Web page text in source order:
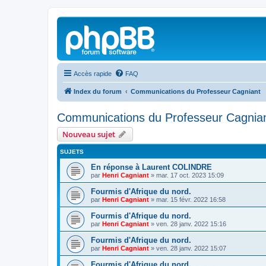
Accès rapide FAQ
Index du forum Communications du Professeur Cagniant
Communications du Professeur
Nouveau sujet
SUJETS
En réponse à Laurent COLINDRE
par Henri Cagniant » mar. 17 oct. 2023 15:09
Fourmis d'Afrique du nord.
par Henri Cagniant » mar. 15 févr. 2022 16:58
Fourmis d'Afrique du nord.
par Henri Cagniant » ven. 28 janv. 2022 15:16
Fourmis d'Afrique du nord.
par Henri Cagniant » ven. 28 janv. 2022 15:07